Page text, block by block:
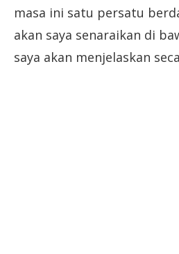
masa ini satu persatu
akan saya senaraikan di
saya akan menjelaskan